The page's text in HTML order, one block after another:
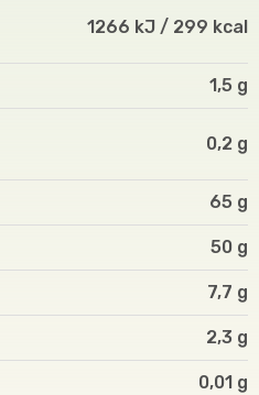
1266 kJ / 299 kcal
1,5 g
0,2 g
65 g
50 g
7,7 g
2,3 g
0,01 g